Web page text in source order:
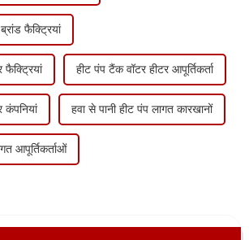
फैक्ट्रियां
फैक्ट्रियां हीट पंप टैंक वॉटर हीटर आपूर्तिकर्ता
कंपनियां हवा से पानी हीट पंप लागत कारखानों
आपूर्तिकर्ताओं